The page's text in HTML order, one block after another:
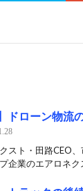
ドローン物流
スト・田路CEO
企業のエアロネ